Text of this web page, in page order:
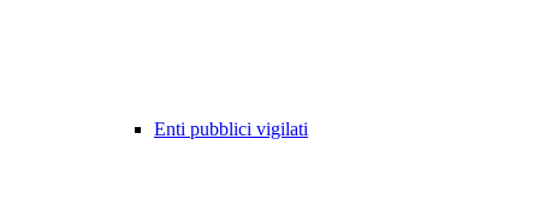
Enti pubblici vigilati